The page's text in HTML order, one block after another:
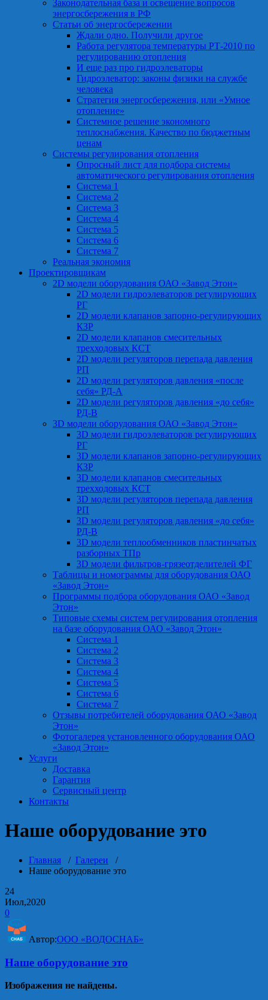
Законодательная база и освещение вопросов
энергосбережения в РФ
Статьи об энергосбережении
Ждали одно. Получили другое
Работа регулятора температуры РТ-2010 по
регулированию отопления
И еще раз про гидроэлеваторы
Гидроэлеватор: законы физики на службе
человека
Стратегия энергосбережения, или «Умное
отопление»
Системное решение экономного
теплоснабжения. Качество по бюджетным
ценам
Системы регулирования отопления
Опросный лист для подбора системы
автоматического регулирования отопления
Система 1
Система 2
Система 3
Система 4
Система 5
Система 6
Система 7
Реальная экономия
Проектировщикам
2D модели оборудования ОАО «Завод Этон»
2D модели гидроэлеваторов регулирующих
РГ
2D модели клапанов запорно-регулирующих
КЗР
2D модели клапанов смесительных
трехходовых КСТ
2D модели регуляторов перепада давления
РП
2D модели регуляторов давления «после
себя» РД-А
2D модели регуляторов давления «до себя»
РД-В
3D модели оборудования ОАО «Завод Этон»
3D модели гидроэлеваторов регулирующих
РГ
3D модели клапанов запорно-регулирующих
КЗР
3D модели клапанов смесительных
трехходовых КСТ
3D модели регуляторов перепада давления
РП
3D модели регуляторов давления «до себя»
РД-В
3D модели теплообменников пластинчатых
разборных ТПр
3D модели фильтров-грязеотделителей ФГ
Таблицы и номограммы для оборудования ОАО
«Завод Этон»
Программы подбора оборудования ОАО «Завод
Этон»
Типовые схемы систем регулирования отопления
на базе оборудования ОАО «Завод Этон»
Система 1
Система 2
Система 3
Система 4
Система 5
Система 6
Система 7
Отзывы потребителей оборудования ОАО «Завод
Этон»
Фотогалерея установленного оборудования ОАО
«Завод Этон»
Услуги
Доставка
Гарантия
Сервисный центр
Контакты
Наше оборудование это
Главная / Галереи /
Наше оборудование это
24
Июл,2020
0
Автор:ООО «ВОДОСНАБ»
Наше оборудование это
Изображения не найдены.